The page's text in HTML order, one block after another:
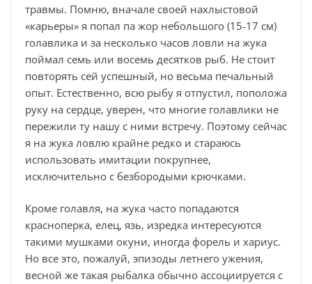
травмы. Помню, вначале своей нахлыстовой
«карьеры» я попал па жор небольшого (15-17 см)
голавлика и за несколько часов ловли на жука
поймал семь или восемь десятков рыб. Не стоит
повторять сей успешный, но весьма печальный
опыт. Естественно, всю рыбу я отпустил, поположа
руку на сердце, уверен, что многие голавлики не
пережили ту нашу с ними встречу. Поэтому сейчас
я на жука ловлю крайне редко и стараюсь
использовать имитации покрупнее,
исключительно с безбородыми крючками.
Кроме голавля, на жука часто попадаются
красноперка, елец, язь, изредка интересуются
такими мушками окуни, иногда форель и хариус.
Но все это, пожалуй, эпизоды летнего ужения,
весной же такая рыбалка обычно ассоциируется с